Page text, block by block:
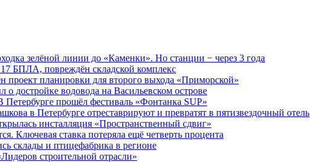
зелёной линии до «Каменки». Но станции − через 3 года
БПЛА, повреждён складской комплекс
проект планировки для второго выхода «Приморской»
о достройке водовода на Васильевском острове
Петербурге прошёл фестиваль «Фонтанка SUP»
в Петербурге отреставрируют и превратят в пятизвездочный отель
инсталляция «Пространственный сдвиг»
Ключевая ставка потеряла ещё четверть процента
склады и птицефабрика в регионе
строительной отрасли»